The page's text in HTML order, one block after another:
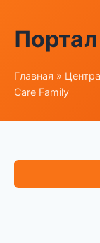
Главная »
Care Family